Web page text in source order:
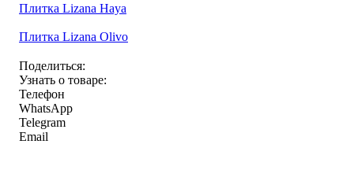
Плитка Lizana Haya
Плитка Lizana Olivo
Поделиться:
Узнать о товаре:
Телефон
WhatsApp
Telegram
Email